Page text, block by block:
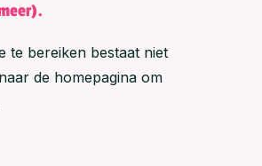
te bereiken bestaat niet
de homepagina om